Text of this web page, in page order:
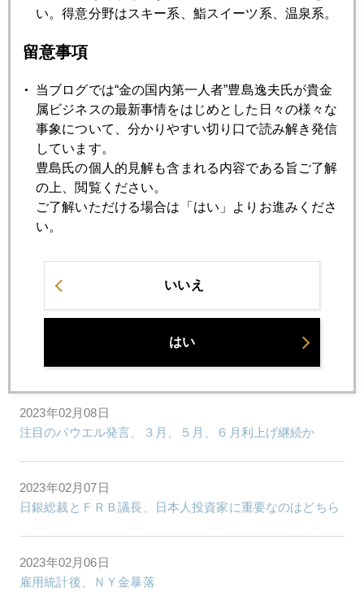
米国小売り売上高、好調でＮＹ金は続落
2023年02月15日
５、６月米利上げあるか、いきなり次期日銀総裁に試練も
2023年02月14日
金の「美」談ふたつ
2023年02月13日
次期日銀総裁、誰がなっても貧乏クジ
2023年02月08日
注目のパウエル発言、３月、５月、６月利上げ継続か
2023年02月07日
日銀総裁とＦＲＢ議長、日本人投資家に重要なのはどちら
2023年02月06日
雇用統計後、ＮＹ金暴落
い。得意分野はスキー系、鮨スイーツ系、温泉系。
留意事項
当ブログでは“金の国内第一人者”豊島逸夫氏が貴金
属ビジネスの最新事情をはじめとした日々の様々な
事象について、分かりやすい切り口で読み解き発信
しています。
豊島氏の個人的見解も含まれる内容である旨ご了解
の上、閲覧ください。
ご了解いただける場合は「はい」よりお進みくださ
い。
いいえ
はい